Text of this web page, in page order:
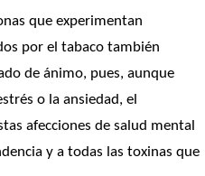
por el tabaco también
de ánimo, pues, aunque
o la ansiedad, el
afecciones de salud mental
y a todas las toxinas que